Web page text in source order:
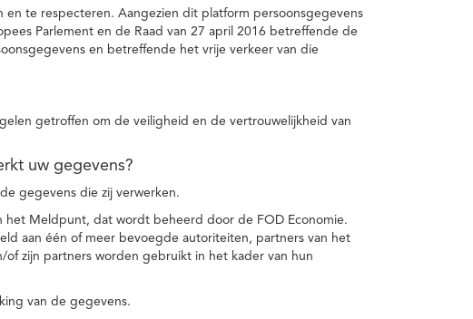
te respecteren. Aangezien dit platform persoonsgegevens
Parlement en de Raad van 27 april 2016 betreffende de
en betreffende het vrije verkeer van die
getroffen om de veiligheid en de vertrouwelijkheid van
uw gegevens?
gegevens die zij verwerken.
Meldpunt, dat wordt beheerd door de FOD Economie.
aan één of meer bevoegde autoriteiten, partners van het
zijn partners worden gebruikt in het kader van hun
van de gegevens.